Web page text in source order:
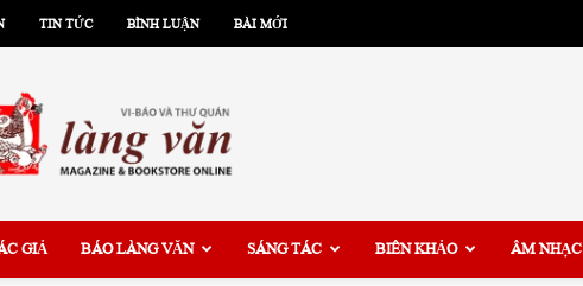
TIN TỨC BÌNH LUẬN BÀI MỚI
Văn
GIẢ BÁO LÀNG VĂN SÁNG TÁC BIÊN KHẢO ÂM NHẠC